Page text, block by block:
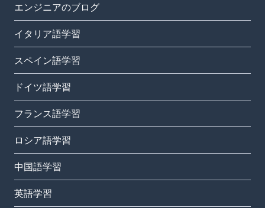
エンジニアのブログ
イタリア語学習
スペイン語学習
ドイツ語学習
フランス語学習
ロシア語学習
中国語学習
英語学習